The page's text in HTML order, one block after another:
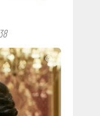
©